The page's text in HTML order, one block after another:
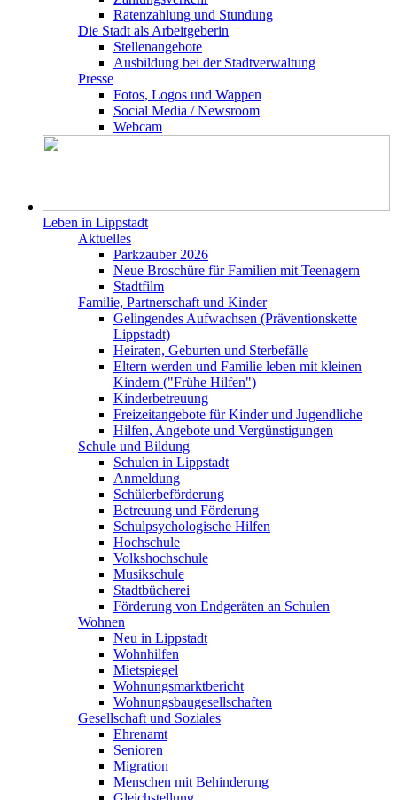
Ratenzahlung und Stundung
Die Stadt als Arbeitgeberin
Stellenangebote
Ausbildung bei der Stadtverwaltung
Presse
Fotos, Logos und Wappen
Social Media / Newsroom
Webcam
Leben in Lippstadt
Aktuelles
Parkzauber 2026
Neue Broschüre für Familien mit Teenagern
Stadtfilm
Familie, Partnerschaft und Kinder
Gelingendes Aufwachsen (Präventionskette
Lippstadt)
Heiraten, Geburten und Sterbefälle
Eltern werden und Familie leben mit kleinen
Kindern ("Frühe Hilfen")
Kinderbetreuung
Freizeitangebote für Kinder und Jugendliche
Hilfen, Angebote und Vergünstigungen
Schule und Bildung
Schulen in Lippstadt
Anmeldung
Schülerbeförderung
Betreuung und Förderung
Schulpsychologische Hilfen
Hochschule
Volkshochschule
Musikschule
Stadtbücherei
Förderung von Endgeräten an Schulen
Wohnen
Neu in Lippstadt
Wohnhilfen
Mietspiegel
Wohnungsmarktbericht
Wohnungsbaugesellschaften
Gesellschaft und Soziales
Ehrenamt
Senioren
Migration
Menschen mit Behinderung